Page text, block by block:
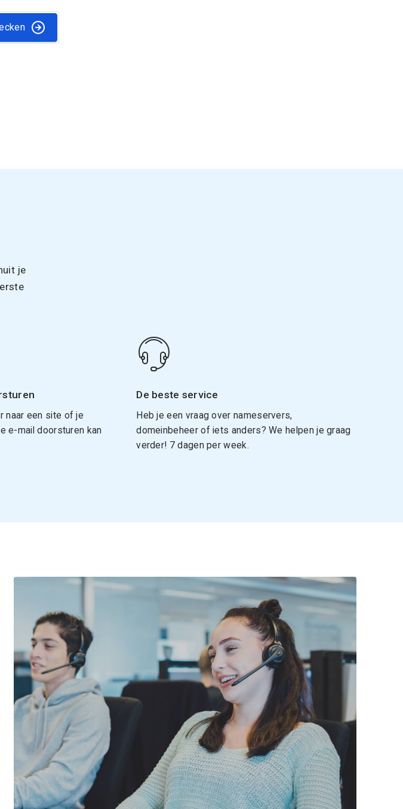
je
naar een site of je
e-mail doorsturen kan
De beste service
Heb je een vraag over nameservers,
domeinbeheer of iets anders? We helpen je graag
verder! 7 dagen per week.